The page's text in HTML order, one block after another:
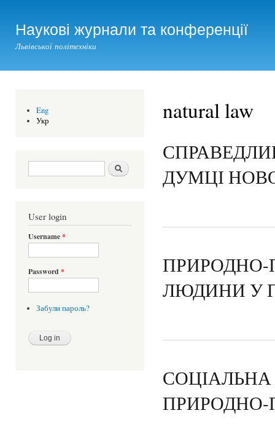
Наукові журнали та конференції
Львівської політехніки
Eng
Укр
Search form Шукати
User login
Username*
Password *
Забули пароль?
natural law
ДУМЦІ
ПРИРОДНО-
ЛЮДИНИ У
ПРИРОДНО-